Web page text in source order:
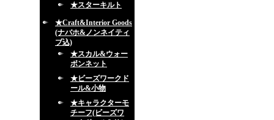
★スターキルト
★Craft&Interior Goods
(ナバホ&ノンネイティ
ブ込)
★スカル&ウォー
ボンネット
★ビーズワークド
ール&小物
★キャラクターモ
チーフ(ビーズワ